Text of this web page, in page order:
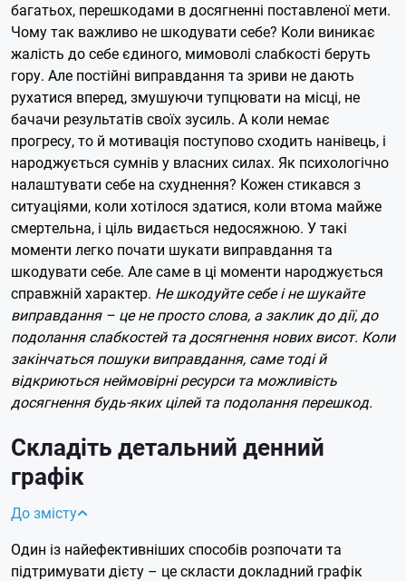
багатьох, перешкодами в досягненні поставленої мети.
Чому так важливо не шкодувати себе? Коли виникає
жалість до себе єдиного, мимоволі слабкості беруть
гору. Але постійні виправдання та зриви не дають
рухатися вперед, змушуючи тупцювати на місці, не
бачачи результатів своїх зусиль. А коли немає
прогресу, то й мотивація поступово сходить нанівець, і
народжується сумнів у власних силах. Як психологічно
налаштувати себе на схуднення? Кожен стикався з
ситуаціями, коли хотілося здатися, коли втома майже
смертельна, і ціль видається недосяжною. У такі
моменти легко почати шукати виправдання та
шкодувати себе. Але саме в ці моменти народжується
справжній характер. Не шкодуйте себе і не шукайте
виправдання – це не просто слова, а заклик до дії, до
подолання слабкостей та досягнення нових висот. Коли
закінчаться пошуки виправдання, саме тоді й
відкриються неймовірні ресурси та можливість
досягнення будь-яких цілей та подолання перешкод.
Складіть детальний денний
графік
До змісту
Один із найефективніших способів розпочати та
підтримувати дієту – це скласти докладний графік